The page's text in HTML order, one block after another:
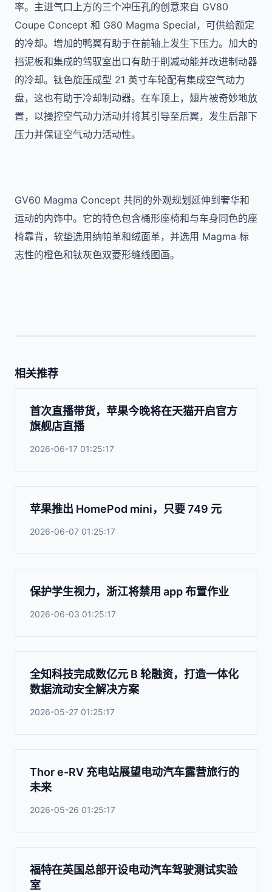
率。主进气口上方的三个冲压孔的创意来自 GV80
Coupe Concept 和 G80 Magma Special，可供给额定
的冷却。增加的鸭翼有助于在前轴上发生下压力。 加大的
挡泥板和集成的驾驭室出口有助于削减动能并改进制动器
的冷却。钛色旋压成型 21 英寸车轮配有集成空气动力
盘，这也有助于冷却制动器。在车顶上，翅片被奇妙地放
置，以操控空气动力活动并将其引导至后翼，发生后部下
压力并保证空气动力活动性。
GV60 Magma Concept 共同的外观规划延伸到奢华和
运动的内饰中。它的特色包含桶形座椅和与车身同色的座
椅靠背，软垫选用纳帕革和绒面革，并选用 Magma 标
志性的橙色和钛灰色双菱形缝线图画。
相关推荐
首次直播带货，苹果今晚将在天猫开启官方
旗舰店直播
2026-06-17 01:25:17
苹果推出 HomePod mini，只要 749 元
2026-06-07 01:25:17
保护学生视力，浙江将禁用 app 布置作业
2026-06-03 01:25:17
全知科技完成数亿元 B 轮融资，打造一体化
数据流动安全解决方案
2026-05-27 01:25:17
Thor e-RV 充电站展望电动汽车露营旅行的
未来
2026-05-26 01:25:17
福特在英国总部开设电动汽车驾驶测试实验
室